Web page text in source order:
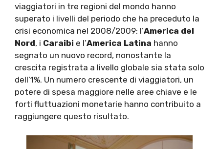
viaggiatori in tre regioni del mondo hanno
superato i livelli del periodo che ha preceduto la
crisi economica nel 2008/2009: l’America del
Nord, i Caraibi e l’America Latina hanno
segnato un nuovo record, nonostante la
crescita registrata a livello globale sia stata solo
dell’1%. Un numero crescente di viaggiatori, un
potere di spesa maggiore nelle aree chiave e le
forti fluttuazioni monetarie hanno contribuito a
raggiungere questo risultato.